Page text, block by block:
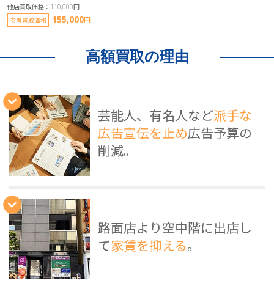
他店買取価格：110,000円
参考買取価格
155,000円
高額買取の理由
芸能人、有名人など派手な
広告宣伝を止め広告予算の
削減。
路面店より空中階に出店し
て家賃を抑える。